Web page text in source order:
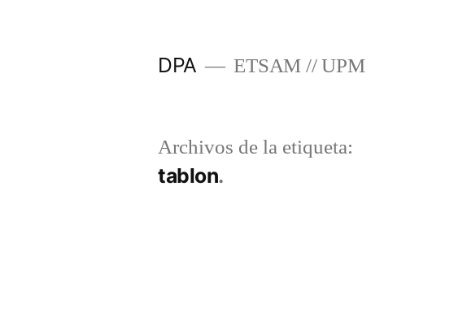
DPA ETSAM // UPM
Archivos de la etiqueta:
tablon